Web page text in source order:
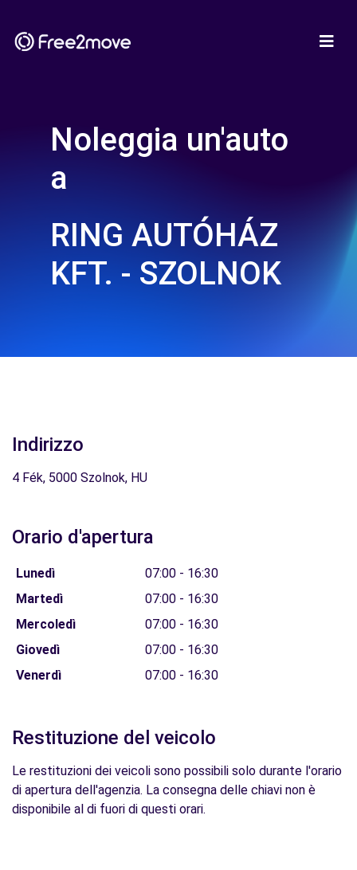
Noleggia un'auto
a
RING AUTÓHÁZ
KFT. - SZOLNOK
Indirizzo
4 Fék, 5000 Szolnok, HU
Orario d'apertura
Lunedì
07:00 - 16:30
Martedì
07:00 - 16:30
Mercoledì
07:00 - 16:30
Giovedì
07:00 - 16:30
Venerdì
07:00 - 16:30
Restituzione del veicolo
Le restituzioni dei veicoli sono possibili solo durante l'orario
di apertura dell'agenzia. La consegna delle chiavi non è
disponibile al di fuori di questi orari.